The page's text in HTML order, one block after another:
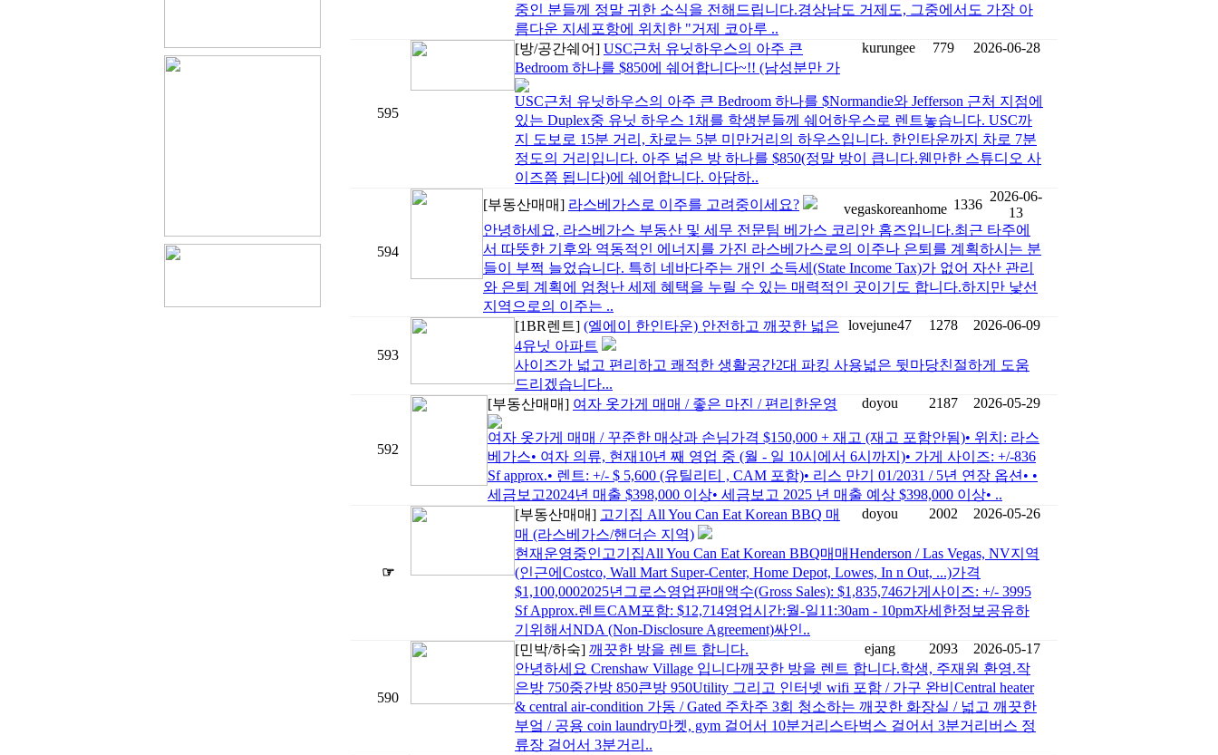
중인 분들께 정말 귀한 소식을 전해드립니다.경상남도 거제도, 그중에서도 가장 아
름다운 지세포항에 위치한 "거제 코아루 ..
595
[방/공간쉐어] USC근처 유닛하우스의 아주 큰
Bedroom 하나를 $850에 쉐어합니다~!! (남성분만 가
kurungee 779 2026-06-28
USC근처 유닛하우스의 아주 큰 Bedroom 하나를 $Normandie와 Jefferson 근처 지점에
있는 Duplex중 유닛 하우스 1채를 학생분들께 쉐어하우스로 렌트놓습니다. USC까
지 도보로 15분 거리, 차로는 5분 미만거리의 하우스입니다. 한인타운까지 차로 7분
정도의 거리입니다. 아주 넓은 방 하나를 $850(정말 방이 큽니다.웬만한 스튜디오 사
이즈쯤 됩니다)에 쉐어합니다. 아담하..
594
[부동산매매] 라스베가스로 이주를 고려중이세요? vegaskoreanhome 1336
2026-06-
13
안녕하세요, 라스베가스 부동산 및 세무 전문팀 베가스 코리안 홈즈입니다.최근 타주에
서 따뜻한 기후와 역동적인 에너지를 가진 라스베가스로의 이주나 은퇴를 계획하시는 분
들이 부쩍 늘었습니다. 특히 네바다주는 개인 소득세(State Income Tax)가 없어 자산 관리
와 은퇴 계획에 엄청난 세제 혜택을 누릴 수 있는 매력적인 곳이기도 합니다.하지만 낯선
지역으로의 이주는 ..
593
[1BR렌트] (엘에이 한인타운) 안전하고 깨끗한 넓은
4유닛 아파트
lovejune47 1278 2026-06-09
사이즈가 넓고 편리하고 쾌적한 생활공간2대 파킹 사용넓은 뒷마당친절하게 도움
드리겠습니다...
592
[부동산매매] 여자 옷가게 매매 / 좋은 마진 / 편리한운영 doyou 2187 2026-05-29
여자 옷가게 매매 / 꾸준한 매상과 손님가격 $150,000 + 재고 (재고 포함안됨)• 위치: 라스
베가스• 여자 의류, 현재10년 째 영업 중 (월 - 일 10시에서 6시까지)• 가게 사이즈: +/-836
Sf approx.• 렌트: +/- $ 5,600 (유틸리티 , CAM 포함)• 리스 만기 01/2031 / 5년 연장 옵션• •
세금보고2024년 매출 $398,000 이상• 세금보고 2025 년 매출 예상 $398,000 이상• ..
☞
[부동산매매] 고기집 All You Can Eat Korean BBQ 매
매 (라스베가스/핸더슨 지역)
doyou 2002 2026-05-26
현재운영중인고기집All You Can Eat Korean BBQ매매Henderson / Las Vegas, NV지역
(인근에Costco, Wall Mart Super-Center, Home Depot, Lowes, In n Out, ...)가격
$1,100,0002025년그로스영업판매액수(Gross Sales): $1,835,746가게사이즈: +/- 3995
Sf Approx.렌트CAM포함: $12,714영업시간:월-일11:30am - 10pm자세한정보공유하
기위해서NDA (Non-Disclosure Agreement)싸인..
590
[민박/하숙] 깨끗한 방을 렌트 합니다. ejang 2093
2026-05-17
안녕하세요 Crenshaw Village 입니다깨끗한 방을 렌트 합니다.학생, 주재원 환영.작
은방 750중간방 850큰방 950Utility 그리고 인터넷 wifi 포함 / 가구 완비Central heater
& central air-condition 가동 / Gated 주차주 3회 청소하는 깨끗한 화장실 / 넓고 깨끗한
부엌 / 공용 coin laundry마켓, gym 걸어서 10분거리스타벅스 걸어서 3분거리버스 정
류장 걸어서 3분거리..